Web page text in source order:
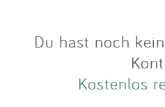
Du hast noch
Kostenlos